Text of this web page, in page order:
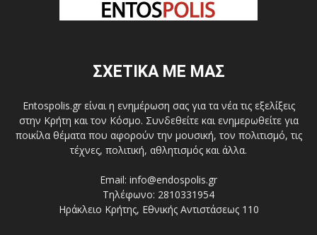
ΣΧΕΤΙΚΑ ΜΕ ΜΑΣ
Entospolis.gr είναι η ενημέρωση σας για τα νέα τις εξελίξεις
στην Κρήτη και τον Κόσμο. Συνδεθείτε και ενημερωθείτε για
ποικίλα θέματα που αφορούν την μουσική, τον πολιτισμό, τις
τέχνες, πολιτική, αθλητισμός και άλλα.
Email: info@endospolis.gr
Τηλέφωνο: 2810331954
Ηράκλειο Κρήτης, Εθνικής Αντιστάσεως 110